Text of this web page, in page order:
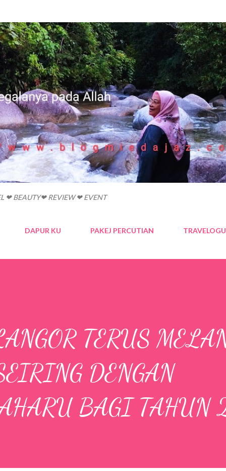
❤ BEAUTY❤ REVIEW ❤ EVENT
DAPUR KU PAKEJ PERCUTIAN
TERUS
DENGAN
BAGI TAHUN